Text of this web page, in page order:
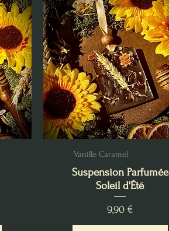
Vanille Caramel
Suspension Parfumée
Soleil d'Été
Prix
9,90 €